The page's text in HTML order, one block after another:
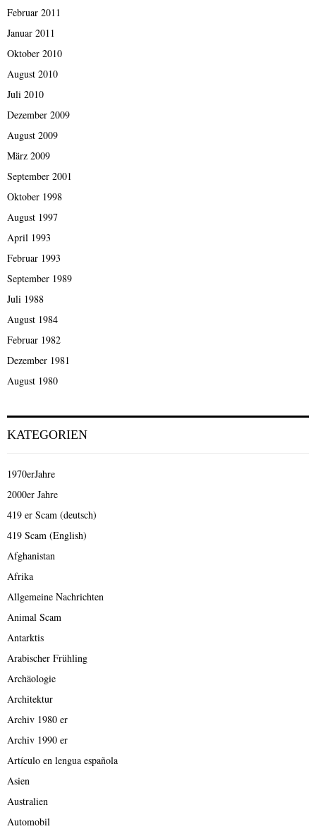
Februar 2011
Januar 2011
Oktober 2010
August 2010
Juli 2010
Dezember 2009
August 2009
März 2009
September 2001
Oktober 1998
August 1997
April 1993
Februar 1993
September 1989
Juli 1988
August 1984
Februar 1982
Dezember 1981
August 1980
KATEGORIEN
1970erJahre
2000er Jahre
419 er Scam (deutsch)
419 Scam (English)
Afghanistan
Afrika
Allgemeine Nachrichten
Animal Scam
Antarktis
Arabischer Frühling
Archäologie
Architektur
Archiv 1980 er
Archiv 1990 er
Artículo en lengua española
Asien
Australien
Automobil